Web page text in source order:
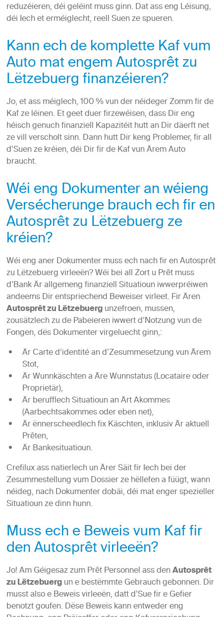
reduzéieren, déi geléint muss ginn. Dat ass eng Léisung,
déi Iech et erméiglecht, reell Suen ze spueren.
Kann ech de komplette Kaf vum
Auto mat engem Autosprêt zu
Lëtzebuerg finanzéieren?
Jo, et ass méiglech, 100% vun der néideger Zomm fir de
Kaf ze léinen. Et geet duer firzewéisen, dass Dir eng
héisch genuch finanziell Kapazitéit hutt an Dir däerft net
ze vill verscholt sinn. Dann hutt Dir keng Problemer, fir all
d’Suen ze kréien, déi Dir fir de Kaf vun Ärem Auto
braucht.
Wéi eng Dokumenter an wéieng
Versécherunge brauch ech fir en
Autosprêt zu Lëtzebuerg ze
kréien?
Wéi eng aner Dokumenter muss ech nach fir en Autosprêt
zu Lëtzebuerg virleeën? Wéi bei all Zort u Prêt muss
d’Bank Är allgemeng finanziell Situatioun iwwerpréiwen
andeems Dir entspriechend Beweiser virleet. Fir Ären
Autosprêt zu Lëtzebuergunzefroen, mussen,
zousätzlech zu de Pabeieren iwwert d’Notzung vun de
Fongen, dës Dokumenter virgeluecht ginn,:
Är Carte d‘identité an d’Zesummesetzung vun Ärem
Stot,
Är Wunnkäschten a Äre Wunnstatus (Locataire oder
Proprietär),
Är berufflech Situatioun an Ärt Akommes
(Aarbechtsakommes oder eben net),
Är ënnerscheedlech fix Käschten, inklusiv Är aktuell
Prêten,
Är Bankesituatioun.
Crefilux ass natierlech un Ärer Säit fir Iech bei der
Zesummestellung vum Dossier ze hëllefen a füügt, wann
néideg, nach Dokumenter dobäi, déi mat enger spezieller
Situatioun ze dinn hunn.
Muss ech e Beweis vum Kaf fir
den Autosprêt virleeën?
Jo! Am Géigesaz zum Prêt Personnel ass denAutosprêt
zu Lëtzebuergun e bestëmmte Gebrauch gebonnen. Dir
musst also e Beweis virleeën, datt d’Sue fir e Gefier
benotzt goufen. Dëse Beweis kann entweder eng